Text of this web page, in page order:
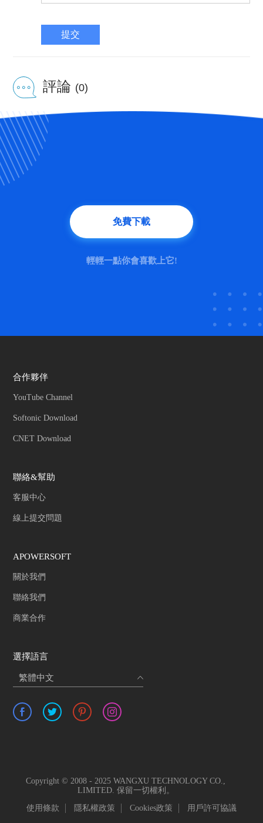
提交
評論 (0)
免費下載
輕輕一點你會喜歡上它!
合作夥伴
YouTube Channel
Softonic Download
CNET Download
聯絡&幫助
客服中心
線上提交問題
APOWERSOFT
關於我們
聯絡我們
商業合作
選擇語言
繁體中文
Copyright © 2008 - 2025 WANGXU TECHNOLOGY CO.,
LIMITED. 保留一切權利。
使用條款
隱私權政策 Cookies政策 用戶許可協議